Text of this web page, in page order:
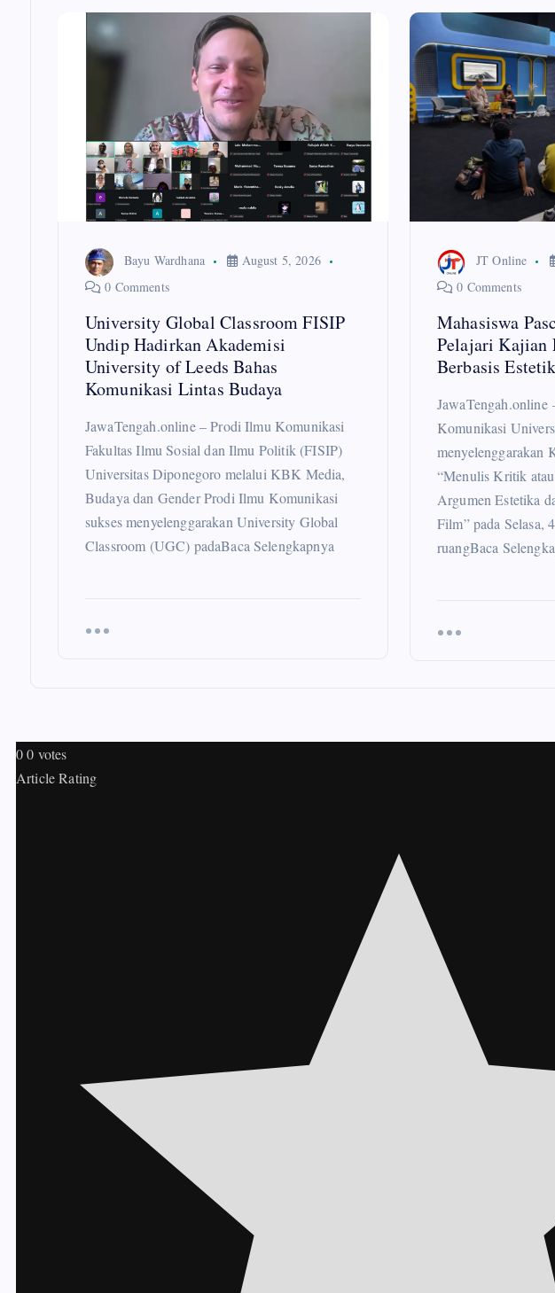
Bayu Wardhana
August 5, 2026
0 Comments
University Global Classroom FISIP
Undip Hadirkan Akademisi
University of Leeds Bahas
Komunikasi Lintas Budaya
JawaTengah.online – Prodi Ilmu Komunikasi
Fakultas Ilmu Sosial dan Ilmu Politik (FISIP)
Universitas Diponegoro melalui KBK Media,
Budaya dan Gender Prodi Ilmu Komunikasi
sukses menyelenggarakan University Global
Classroom (UGC) padaBaca Selengkapnya
JT Online
0 Comments
Mahasiswa
Pelajari Kajian
Berbasis
JawaTengah.online
Komunikasi
menyelenggarakan
“Menulis Kritik
Argumen Estetika
Film” pada Selasa,
ruangBaca
0 0 votes
Article Rating